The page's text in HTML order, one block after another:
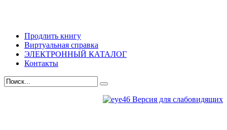
Продлить книгу
Виртуальная справка
ЭЛЕКТРОННЫЙ КАТАЛОГ
Контакты
Версия для слабовидящих